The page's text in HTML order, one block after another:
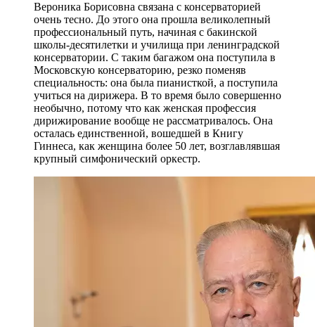
Вероника Борисовна связана с консерваторией
очень тесно. До этого она прошла великолепный
профессиональный путь, начиная с бакинской
школы-десятилетки и училища при ленинградской
консерватории. С таким багажом она поступила в
Московскую консерваторию, резко поменяв
специальность: она была пианисткой, а поступила
учиться на дирижера. В то время было совершенно
необычно, потому что как женская профессия
дирижирование вообще не рассматривалось. Она
осталась единственной, вошедшей в Книгу
Гиннеса, как женщина более 50 лет, возглавлявшая
крупный симфонический оркестр.